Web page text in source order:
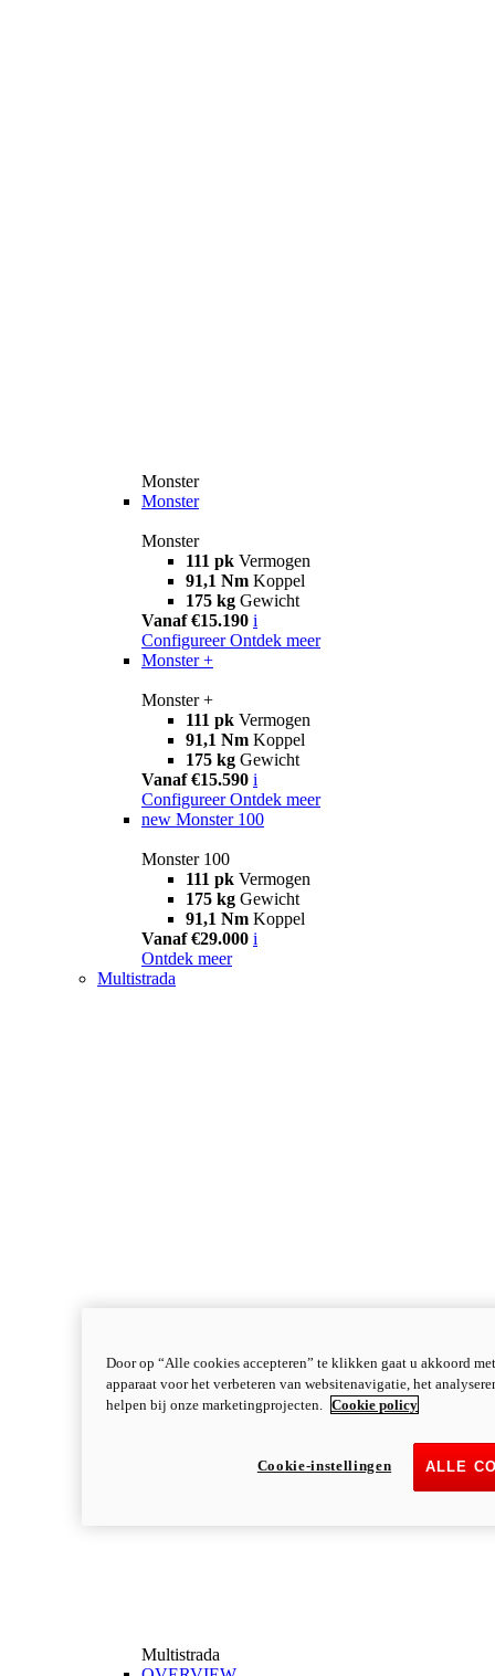
Monster
Monster
Monster
111 pk Vermogen
91,1 Nm Koppel
175 kg Gewicht
Vanaf €15.190 i
Configureer Ontdek meer
Monster +
Monster +
111 pk Vermogen
91,1 Nm Koppel
175 kg Gewicht
Vanaf €15.590 i
Configureer Ontdek meer
new Monster 100
Monster 100
111 pk Vermogen
175 kg Gewicht
91,1 Nm Koppel
Vanaf €29.000 i
Ontdek meer
Multistrada
Multistrada
Door op “Alle cookies accepteren” te klikken gaat u akkoord
apparaat voor het verbeteren van websitenavigatie, het
helpen bij onze marketingprojecten.
Cookie policy
ALLE
Cookie-instellingen